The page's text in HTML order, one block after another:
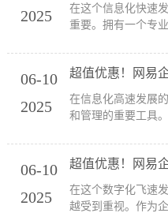
2025
在这个信息化快速
重要。拥有一个专
邮箱作为国内首屈
和卓越的服务质量
就来...
06-10
2025
在信息化高速发展
和管理的重要工具
而网易企业邮箱凭
经验，一直以来都
业邮...
06-10
2025
在这个数字化飞速
越受到重视。作为